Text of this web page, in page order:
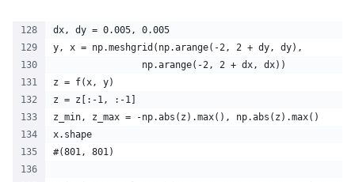
dx, dy = 0.005, 0.005
y, x = np.meshgrid(np.arange(-2, 2 + dy, dy),
                np.arange(-2, 2 + dx, dx))
z = f(x, y)
z = z[:-1, :-1]
z_min, z_max = -np.abs(z).max(), np.abs(z).max()
x.shape
#(801, 801)